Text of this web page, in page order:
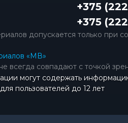
+375
+375
допускается только при
«МВ»
всегда совпадают с точкой
могут содержать
пользователей до 12 лет